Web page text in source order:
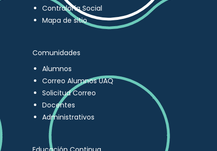
Contraloría Social
Mapa de sitio
Comunidades
Alumnos
Correo Alumnos UAQ
Solicitud Correo
Docentes
Administrativos